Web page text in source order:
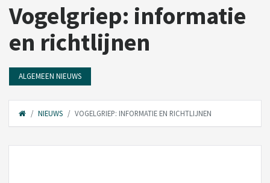
Vogelgriep: informatie
en richtlijnen
ALGEMEEN NIEUWS
NIEUWS VOGELGRIEP: INFORMATIE EN RICHTLIJNEN